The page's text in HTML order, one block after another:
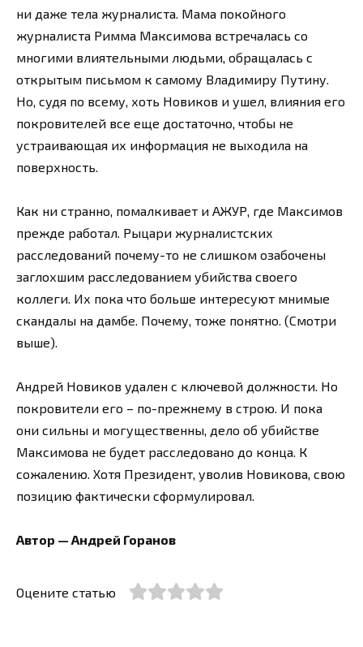
ни даже тела журналиста. Мама покойного
журналиста Римма Максимова встречалась со
многими влиятельными людьми, обращалась с
открытым письмом к самому Владимиру Путину.
Но, судя по всему, хоть Новиков и ушел, влияния его
покровителей все еще достаточно, чтобы не
устраивающая их информация не выходила на
поверхность.
Как ни странно, помалкивает и АЖУР, где Максимов
прежде работал. Рыцари журналистских
расследований почему-то не слишком озабочены
заглохшим расследованием убийства своего
коллеги. Их пока что больше интересуют мнимые
скандалы на дамбе. Почему, тоже понятно. (Смотри
выше).
Андрей Новиков удален с ключевой должности. Но
покровители его – по-прежнему в строю. И пока
они сильны и могущественны, дело об убийстве
Максимова не будет расследовано до конца. К
сожалению. Хотя Президент, уволив Новикова, свою
позицию фактически сформулировал.
Автор — Андрей Горанов
Оцените статью